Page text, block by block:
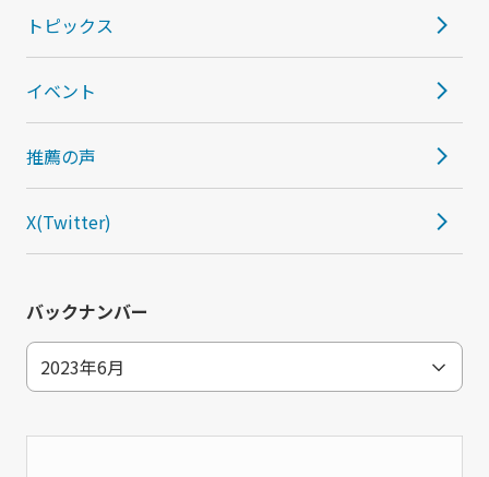
トピックス
イベント
推薦の声
X(Twitter)
バックナンバー